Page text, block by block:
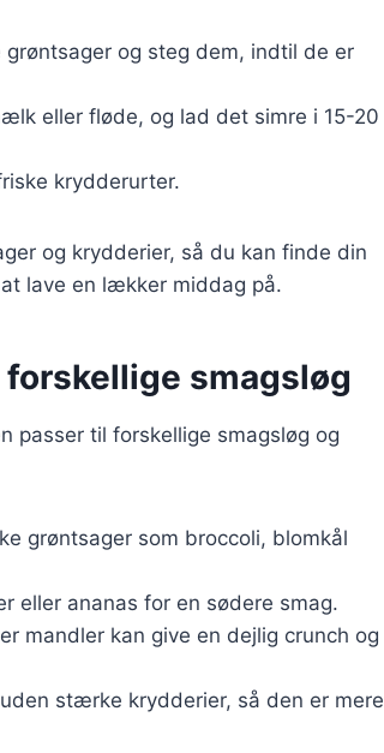
og steg dem, indtil de er
eller fløde, og lad det simre i 15-20
krydderurter.
og krydderier, så du kan finde din
lave en lækker middag på.
smagsløg
passer til forskellige smagsløg og
grøntsager som broccoli, blomkål
eller ananas for en sødere smag.
mandler kan give en dejlig crunch og
stærke krydderier, så den er mere